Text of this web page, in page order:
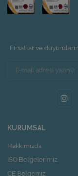
Fırsatlar ve
KURUMSAL
Hakkımızda
ISO Belgelerimiz
CE Belgemiz